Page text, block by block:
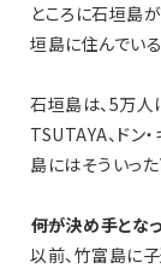
ところに石垣島
垣島に住んでいる
石垣島は、5万人
TSUTAYA、ドン
島にはそういっ
――何が決め手と
以前、竹富島に